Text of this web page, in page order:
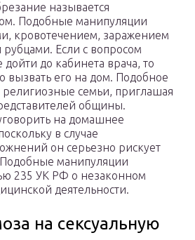
называется
Подобные манипуляции
кровотечением, заражением
Если с вопросом
до кабинета врача, то
вызвать его на дом. Подобное
семьи, приглашая
общины.
на домашнее
в случае
он серьезно рискует
манипуляции
235 УК РФ о незаконном
деятельности.
на сексуальную